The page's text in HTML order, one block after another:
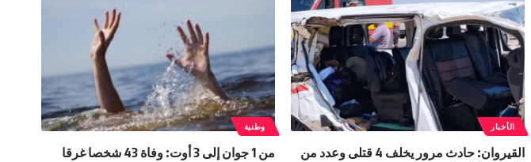
الأخبار
القيروان: حادث مرور يخلف 4 قتلى وعدد من
وطنية
من 1 جوان إلى 3 أوت: وفاة 43 شخصا غرقا